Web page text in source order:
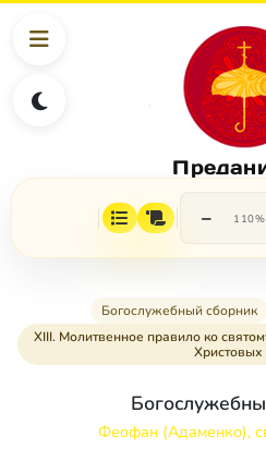
− 110%
Богослужебный сборник
XIII. Молитвенное правило ко
Христовых
Феофан (Адаменко),